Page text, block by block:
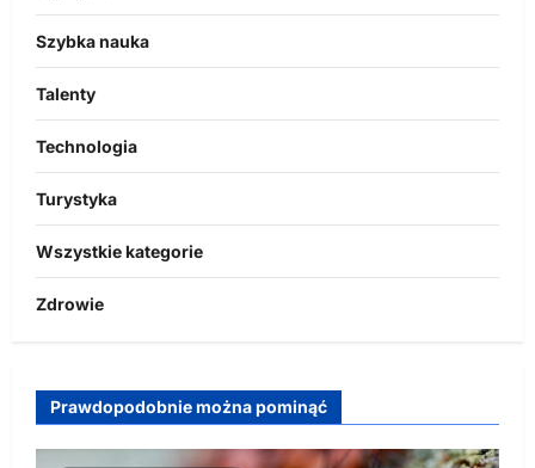
Szybka nauka
Talenty
Technologia
Turystyka
Wszystkie kategorie
Zdrowie
Prawdopodobnie można pominąć